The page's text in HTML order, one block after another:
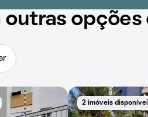
outras
2 imóveis